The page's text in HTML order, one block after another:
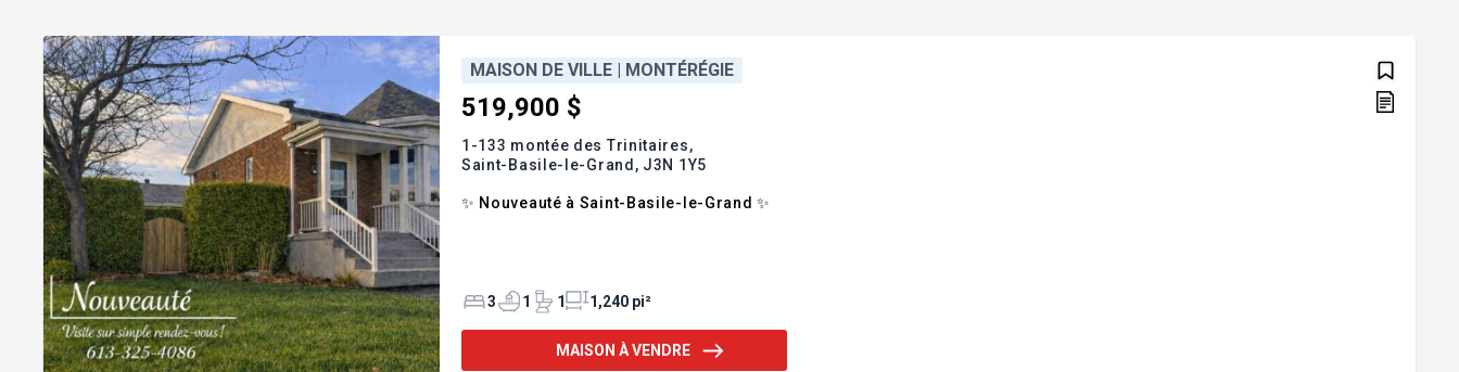
MAISON DE VILLE | MONTÉRÉGIE
519,900 $
1-133 montée des Trinitaires,
Saint-Basile-le-Grand, J3N 1Y5
✨ Nouveauté à Saint-Basile-le-Grand ✨
3 1 1 1,240 pi²
MAISON À VENDRE